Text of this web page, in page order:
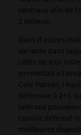
centraux afin de
2 milieux.
Dans d’autres
variante dans
côtés de leur
permettait à
Cole Palmer,
défensive à 2+3.
latéraux
couloir défensif
meilleures